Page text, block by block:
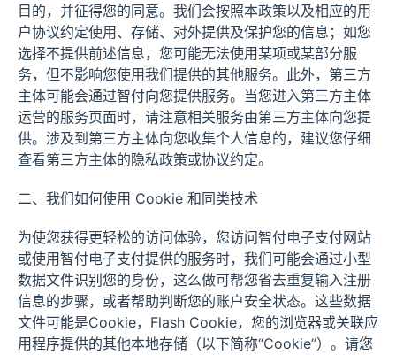
目的，并征得您的同意。我们会按照本政策以及相应的用
户协议约定使用、存储、对外提供及保护您的信息；如您
选择不提供前述信息，您可能无法使用某项或某部分服
务，但不影响您使用我们提供的其他服务。此外，第三方
主体可能会通过智付向您提供服务。当您进入第三方主体
运营的服务页面时，请注意相关服务由第三方主体向您提
供。涉及到第三方主体向您收集个人信息的，建议您仔细
查看第三方主体的隐私政策或协议约定。
二、我们如何使用 Cookie 和同类技术
为使您获得更轻松的访问体验，您访问智付电子支付网站
或使用智付电子支付提供的服务时，我们可能会通过小型
数据文件识别您的身份，这么做可帮您省去重复输入注册
信息的步骤，或者帮助判断您的账户安全状态。这些数据
文件可能是Cookie，Flash Cookie，您的浏览器或关联应
用程序提供的其他本地存储（以下简称“Cookie”）。请您